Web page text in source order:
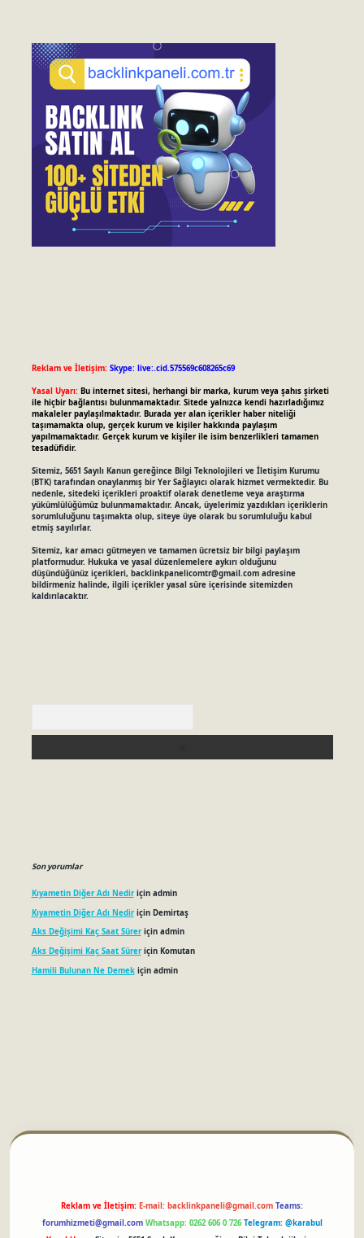
Reklam ve İletişim: Skype: live:.cid.575569c608265c69
Yasal Uyarı: Bu internet sitesi, herhangi bir marka, kurum veya şahıs şirketi
ile hiçbir bağlantısı bulunmamaktadır. Sitede yalnızca kendi hazırladığımız
makaleler paylaşılmaktadır. Burada yer alan içerikler haber niteliği
taşımamakta olup, gerçek kurum ve kişiler hakkında paylaşım
yapılmamaktadır. Gerçek kurum ve kişiler ile isim benzerlikleri tamamen
tesadüfidir.
Sitemiz, 5651 Sayılı Kanun gereğince Bilgi Teknolojileri ve İletişim Kurumu
(BTK) tarafından onaylanmış bir Yer Sağlayıcı olarak hizmet vermektedir. Bu
nedenle, sitedeki içerikleri proaktif olarak denetleme veya araştırma
yükümlülüğümüz bulunmamaktadır. Ancak, üyelerimiz yazdıkları içeriklerin
sorumluluğunu taşımakta olup, siteye üye olarak bu sorumluluğu kabul
etmiş sayılırlar.
Sitemiz, kar amacı gütmeyen ve tamamen ücretsiz bir bilgi paylaşım
platformudur. Hukuka ve yasal düzenlemelere aykırı olduğunu
düşündüğünüz içerikleri, backlinkpanelicomtr@gmail.comadresine
bildirmeniz halinde, ilgili içerikler yasal süre içerisinde sitemizden
kaldırılacaktır.
Son yorumlar
Kıyametin Diğer Adı Nediriçin admin
Kıyametin Diğer Adı Nediriçin Demirtaş
Aks Değişimi Kaç Saat Süreriçin admin
Aks Değişimi Kaç Saat Süreriçin Komutan
Hamili Bulunan Ne Demekiçin admin
Reklam ve İletişim: E-mail: backlinkpaneli@gmail.com Teams:
forumhizmeti@gmail.com Whatsapp: 0262 606 0 726 Telegram: @karabul